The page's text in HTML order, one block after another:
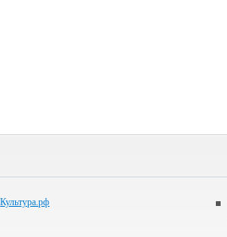
Культура.рф